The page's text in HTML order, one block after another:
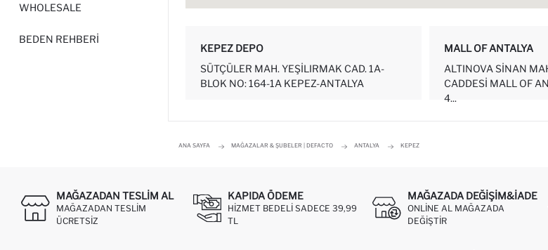
WHOLESALE
BEDEN REHBERI
KEPEZ DEPO
SÜTÇÜLER MAH. YEŞILIRMAK CAD. 1A-
BLOK NO: 164-1A KEPEZ-ANTALYA
MALL OF ANTALYA
ALTINOVA SINAN
CADDESI MALL OF
4...
ANA SAYFA MAĞAZALAR & ŞUBELER | DEFACTO ANTALYA KEPEZ
MAĞAZADAN TESLIM AL
MAĞAZADAN TESLIM
ÜCRETSIZ
KAPIDA ÖDEME
HIZMET BEDELI SADECE 39,99
TL
MAĞAZADA DEĞIŞIM&İADE
ONLINE AL MAĞAZADA
DEĞIŞTIR